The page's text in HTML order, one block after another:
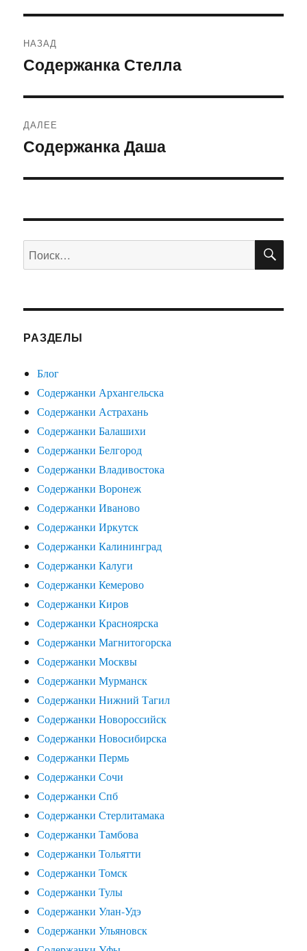
по
НАЗАД
Предыдущая
Содержанка Стелла
ДАЛЕЕ
Следующая
Содержанка Даша
Искать:
РАЗДЕЛЫ
Блог
Содержанки Архангельска
Содержанки Астрахань
Содержанки Балашихи
Содержанки Белгород
Содержанки Владивостока
Содержанки Воронеж
Содержанки Иваново
Содержанки Иркутск
Содержанки Калининград
Содержанки Калуги
Содержанки Кемерово
Содержанки Киров
Содержанки Красноярска
Содержанки Магнитогорска
Содержанки Москвы
Содержанки Мурманск
Содержанки Нижний Тагил
Содержанки Новороссийск
Содержанки Новосибирска
Содержанки Пермь
Содержанки Сочи
Содержанки Спб
Содержанки Стерлитамака
Содержанки Тамбова
Содержанки Тольятти
Содержанки Томск
Содержанки Тулы
Содержанки Улан-Удэ
Содержанки Ульяновск